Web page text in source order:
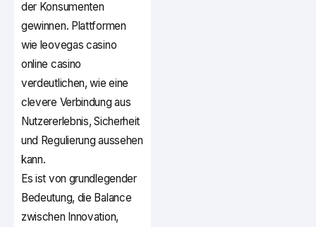
der Konsumenten
gewinnen. Plattformen
wie leovegas casino
online casino
verdeutlichen, wie eine
clevere Verbindung aus
Nutzererlebnis, Sicherheit
und Regulierung aussehen
kann.
Es ist von grundlegender
Bedeutung, die Balance
zwischen Innovation,